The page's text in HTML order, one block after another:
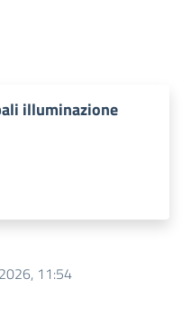
illuminazione
11:54